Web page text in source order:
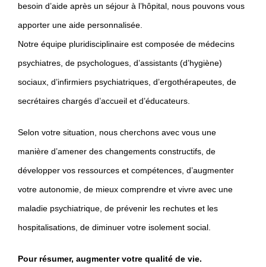
besoin d’aide après un séjour à l’hôpital, nous pouvons vous
apporter une aide personnalisée.
Notre équipe pluridisciplinaire est composée de médecins
psychiatres, de psychologues, d’assistants (d’hygiène)
sociaux, d’infirmiers psychiatriques, d’ergothérapeutes, de
secrétaires chargés d’accueil et d’éducateurs.
Selon votre situation, nous cherchons avec vous une
manière d’amener des changements constructifs, de
développer vos ressources et compétences, d’augmenter
votre autonomie, de mieux comprendre et vivre avec une
maladie psychiatrique, de prévenir les rechutes et les
hospitalisations, de diminuer votre isolement social.
Pour résumer, augmenter votre qualité de vie.